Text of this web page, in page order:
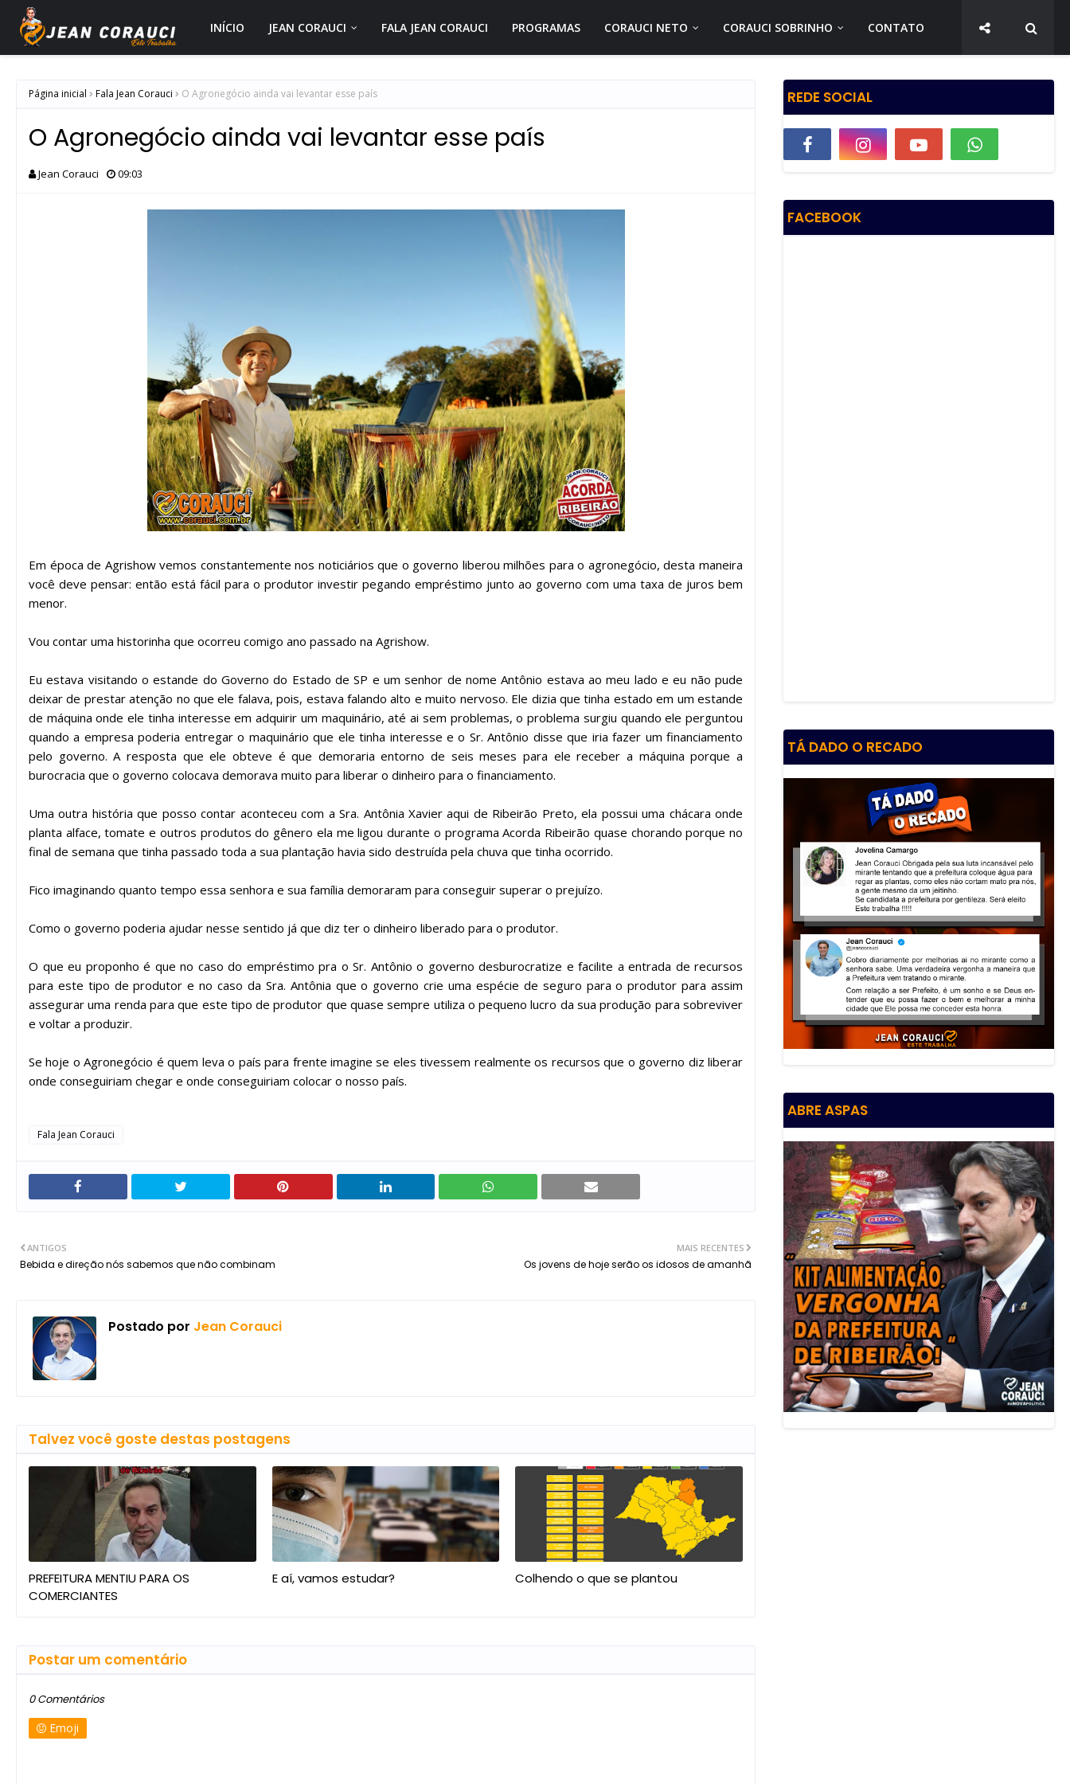
INÍCIO JEAN CORAUCI FALA JEAN CORAUCI PROGRAMAS CORAUCI NETO CORAUCI SOBRINHO CONTATO
Página inicial Fala Jean Corauci O Agronegócio ainda vai levantar esse país
O Agronegócio ainda vai levantar esse país
Jean Corauci 09:03
Em época de Agrishow vemos constantemente nos noticiários que o governo liberou milhões para o agronegócio, desta maneira
você deve pensar: então está fácil para o produtor investir pegando empréstimo junto ao governo com uma taxa de juros bem
menor.
Vou contar uma historinha que ocorreu comigo ano passado na Agrishow.
Eu estava visitando o estande do Governo do Estado de SP e um senhor de nome Antônio estava ao meu lado e eu não pude
deixar de prestar atenção no que ele falava, pois, estava falando alto e muito nervoso. Ele dizia que tinha estado em um estande
de máquina onde ele tinha interesse em adquirir um maquinário, até ai sem problemas, o problema surgiu quando ele perguntou
quando a empresa poderia entregar o maquinário que ele tinha interesse e o Sr. Antônio disse que iria fazer um financiamento
pelo governo. A resposta que ele obteve é que demoraria entorno de seis meses para ele receber a máquina porque a
burocracia que o governo colocava demorava muito para liberar o dinheiro para o financiamento.
Uma outra história que posso contar aconteceu com a Sra. Antônia Xavier aqui de Ribeirão Preto, ela possui uma chácara onde
planta alface, tomate e outros produtos do gênero ela me ligou durante o programa Acorda Ribeirão quase chorando porque no
final de semana que tinha passado toda a sua plantação havia sido destruída pela chuva que tinha ocorrido.
Fico imaginando quanto tempo essa senhora e sua família demoraram para conseguir superar o prejuízo.
Como o governo poderia ajudar nesse sentido já que diz ter o dinheiro liberado para o produtor.
O que eu proponho é que no caso do empréstimo pra o Sr. Antônio o governo desburocratize e facilite a entrada de recursos
para este tipo de produtor e no caso da Sra. Antônia que o governo crie uma espécie de seguro para o produtor para assim
assegurar uma renda para que este tipo de produtor que quase sempre utiliza o pequeno lucro da sua produção para sobreviver
e voltar a produzir.
Se hoje o Agronegócio é quem leva o país para frente imagine se eles tivessem realmente os recursos que o governo diz liberar
onde conseguiriam chegar e onde conseguiriam colocar o nosso país.
Fala Jean Corauci
MAIS RECENTES
Os jovens de hoje serão os idosos de amanhã
ANTIGOS
Bebida e direção nós sabemos que não combinam
Postado por Jean Corauci
Talvez você goste destas postagens
PREFEITURA MENTIU PARA OS
COMERCIANTES
E aí, vamos estudar? Colhendo o que se plantou
Postar um comentário
0 Comentários
Emoji
REDE SOCIAL
FACEBOOK
TÁ DADO O RECADO
ABRE ASPAS